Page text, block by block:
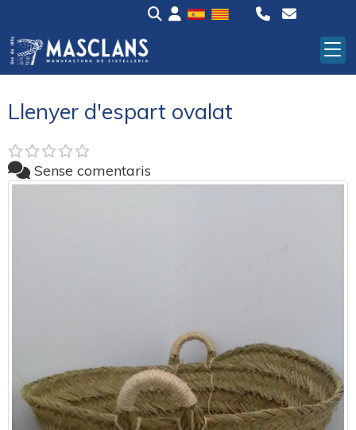
Llenyer d'espart ovalat
Sense comentaris